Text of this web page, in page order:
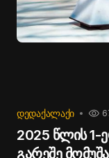
ᲓᲔᲓᲐᲥᲐᲚᲐᲥᲘ
2025 წლის 1-
გარეშე